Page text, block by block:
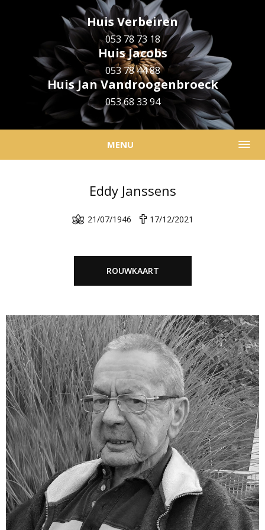
Huis Verbeiren
053 78 73 18
Huis Jacobs
053 78 44 88
Huis Jan Vandroogenbroeck
053 68 33 94
MENU
Eddy Janssens
21/07/1946 17/12/2021
ROUWKAART